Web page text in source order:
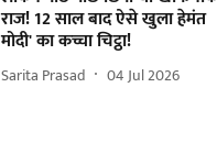
राज! 12 साल बाद ऐसे खुला हेमंत
मोदी' का कच्चा चिट्ठा!
Sarita Prasad 04 Jul 2026